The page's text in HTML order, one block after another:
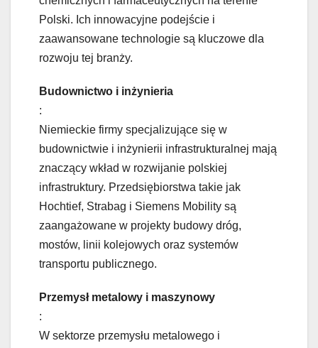
Polski. Ich innowacyjne podejście i
zaawansowane technologie są kluczowe dla
rozwoju tej branży.
Budownictwo i inżynieria
:
Niemieckie firmy specjalizujące się w
budownictwie i inżynierii infrastrukturalnej mają
znaczący wkład w rozwijanie polskiej
infrastruktury. Przedsiębiorstwa takie jak
Hochtief, Strabag i Siemens Mobility są
zaangażowane w projekty budowy dróg,
mostów, linii kolejowych oraz systemów
transportu publicznego.
Przemysł metalowy i maszynowy
:
W sektorze przemysłu metalowego i